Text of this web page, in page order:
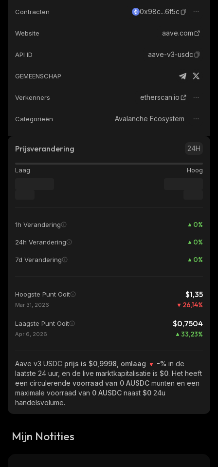
Contracten 0x98c...6f5c
Website aave.com
API ID aave-v3-usdc
GEMEENSCHAP
Verkenners etherscan.io
Categorieën Avalanche Ecosystem
Prijsverandering 24H
Laag Hoog
1h Verandering 0%
24h Verandering 0%
7d Verandering 0%
Hoogste Punt Ooit $1,35
Mar 31, 2026 26,14%
Laagste Punt Ooit $0,7504
Apr 6, 2026 33,23%
Aave v3 USDC prijs is $0,9998, omlaag -% in de
laatste 24 uur, en de live marktkapitalisatie is $0. Het heeft
een circulerende voorraad van 0 AUSDC munten en een
maximale voorraad van 0 AUSDC naast $0 24u
handelsvolume.
Mijn Notities